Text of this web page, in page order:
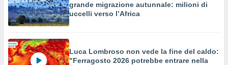
grande migrazione autunnale: milioni di
uccelli verso l’Africa
Luca Lombroso non vede la fine del caldo:
"Ferragosto 2026 potrebbe entrare nella